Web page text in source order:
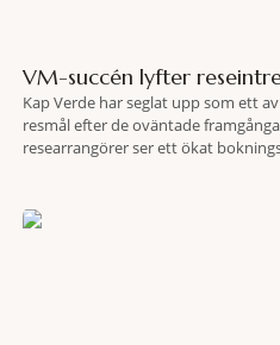
VM-succén lyfter
Kap Verde har seglat upp som ett
resmål efter de oväntade
researrangörer ser ett ökat
motsvarande vecka i